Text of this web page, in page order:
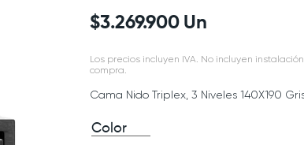
$3.269.900 Un
Los precios incluyen IVA. No incluyen
compra.
Cama Nido Triplex, 3 Niveles 140X190
Color